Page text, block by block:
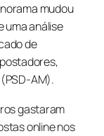
mudou
uma análise
de
AM).
gastaram
online nos